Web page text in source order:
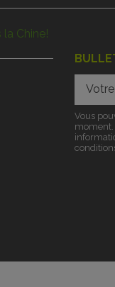
Chine!
Vous
moment.